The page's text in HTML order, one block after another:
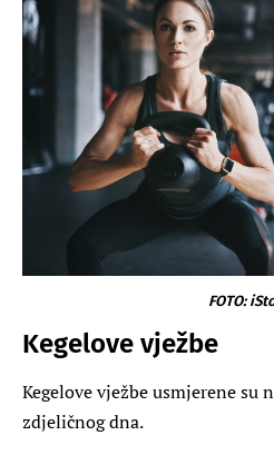
FOTO:
Kegelove vježbe
Kegelove vježbe usmjerene su
zdjeličnog dna.